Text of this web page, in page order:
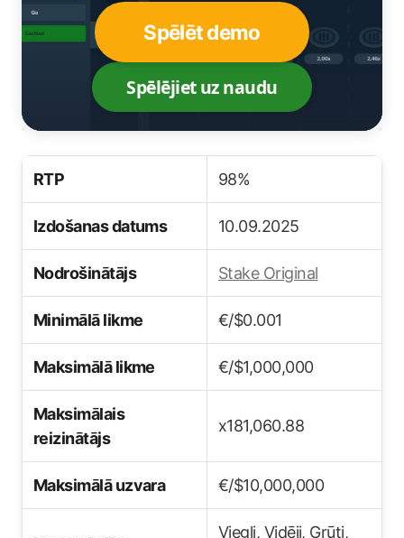
Spēlēt demo
Spēlējiet uz naudu
RTP 98%
Izdošanas datums 10.09.2025
Nodrošinātājs Stake Original
Minimālā likme €/$0.001
Maksimālā likme €/$1,000,000
Maksimālais
reizinātājs
x181,060.88
Maksimālā uzvara €/$10,000,000
Viegli, Vidēji, Grūti,